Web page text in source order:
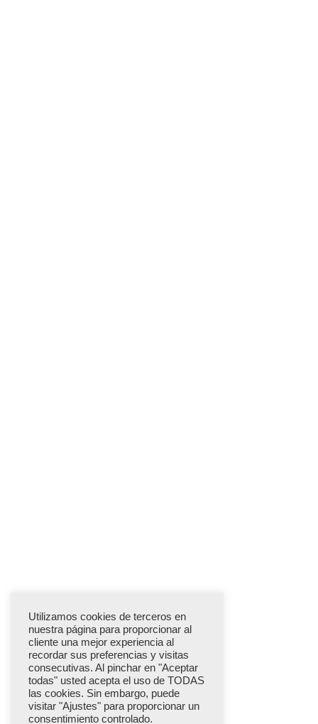
Utilizamos cookies de terceros en
nuestra página para proporcionar al
cliente una mejor experiencia al
recordar sus preferencias y visitas
consecutivas. Al pinchar en "Aceptar
todas" usted acepta el uso de TODAS
las cookies. Sin embargo, puede
visitar "Ajustes" para proporcionar un
consentimiento controlado.